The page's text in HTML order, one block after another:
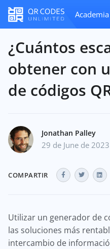
Academia
¿Cuántos
obtener con
de códigos
Jonathan Palley
29 de June de 2023
COMPARTIR
Utilizar un generador de
las soluciones más
intercambio de